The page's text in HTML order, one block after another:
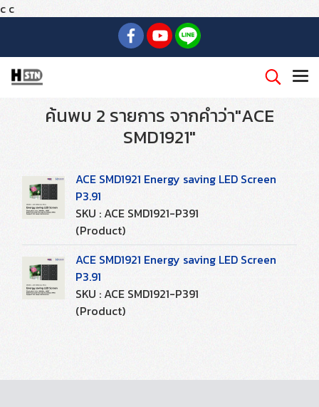
c c
ค้นพบ 2 รายการ จากคำว่า"ACE
SMD1921"
ACE SMD1921 Energy saving LED Screen
P3.91
SKU : ACE SMD1921-P391
(Product)
ACE SMD1921 Energy saving LED Screen
P3.91
SKU : ACE SMD1921-P391
(Product)